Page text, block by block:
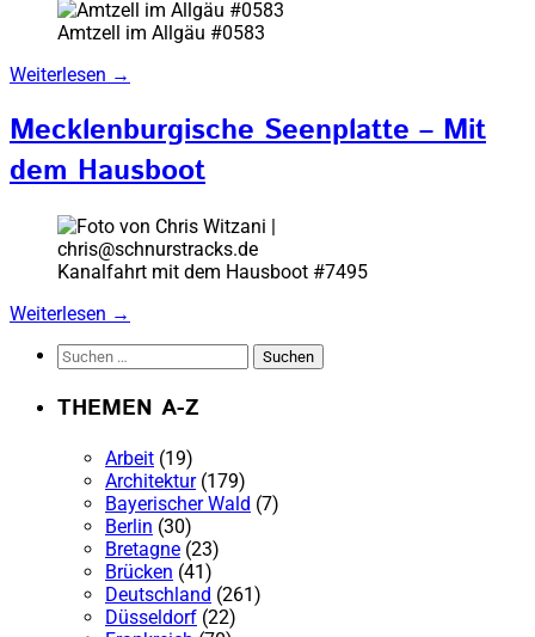
Amtzell im Allgäu #0583
Weiterlesen →
Mecklenburgische Seenplatte – Mit
dem Hausboot
Kanalfahrt mit dem Hausboot #7495
Weiterlesen →
Suchen
THEMEN A-Z
Arbeit (19)
Architektur(179)
Bayerischer Wald (7)
Berlin (30)
Bretagne (23)
Brücken (41)
Deutschland (261)
Düsseldorf (22)